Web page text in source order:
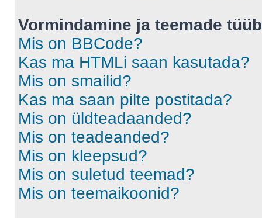
Vormindamine ja teemade
Mis on BBCode?
Kas ma HTMLi saan kasutada?
Mis on smailid?
Kas ma saan pilte postitada?
Mis on üldteadaanded?
Mis on teadeanded?
Mis on kleepsud?
Mis on suletud teemad?
Mis on teemaikoonid?